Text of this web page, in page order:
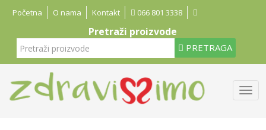
Početna O nama Kontakt 066 801 3338
Pretraži proizvode
PRETRAGA